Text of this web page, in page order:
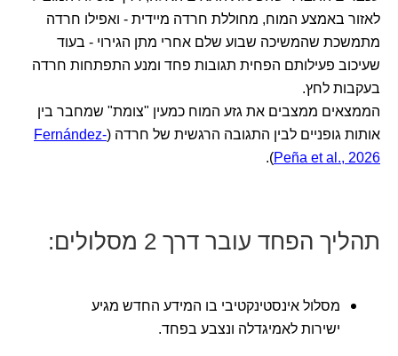
לאזור באמצע המוח, מחוללת חרדה מיידית - ואפילו חרדה
מתמשכת שהמשיכה שבוע שלם אחרי מתן הגירוי - בעוד
שעיכוב פעילותם הפחית תגובות פחד ומנע התפתחות חרדה
בעקבות לחץ.
הממצאים ממצבים את גזע המוח כמעין "צומת" שמחבר בין
אותות גופניים לבין התגובה הרגשית של חרדה (Fernández-
Peña et al., 2026
).
תהליך הפחד עובר דרך 2 מסלולים:
מסלול אינסטינקטיבי בו המידע החדש מגיע
ישירות לאמיגדלה ונצבע בפחד.